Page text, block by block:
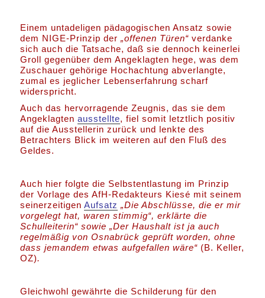
Einem untadeligen pädagogischen Ansatz sowie
dem NIGE-Prinzip der„offenen Türen“ verdanke
sich auch die Tatsache, daß sie dennoch keinerlei
Groll gegenüber dem Angeklagten hege, was dem
Zuschauer gehörige Hochachtung abverlangte,
zumal es jeglicher Lebenserfahrung scharf
widerspricht.
Auch das hervorragende Zeugnis, das sie dem
Angeklagtenausstellte, fiel somit letztlich positiv
auf die Ausstellerin zurück und lenkte des
Betrachters Blick im weiteren auf den Fluß des
Geldes.
Auch hier folgte die Selbstentlastung im Prinzip
der Vorlage des AfH-Redakteurs Kiesé mit seinem
seinerzeitigenAufsatz „Die Abschlüsse, die er mir
vorgelegt hat, waren stimmig“, erklärte die
Schulleiterin“ sowie „Der Haushalt ist ja auch
regelmäßig von Osnabrück geprüft worden, ohne
dass jemandem etwas aufgefallen wäre“ (B. Keller,
OZ).
Gleichwohl gewährte die Schilderung für den